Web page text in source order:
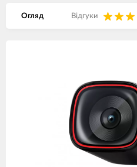
Огляд Вiдгуки